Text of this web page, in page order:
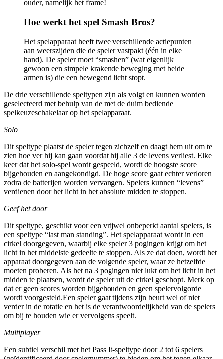
ouder, namelijk het frame!
Hoe werkt het spel Smash Bros?
Het spelapparaat heeft twee verschillende actiepunten
aan weerszijden die de speler vastpakt (één in elke
hand). De speler moet “smashen” (wat eigenlijk
gewoon een simpele krakende beweging met beide
armen is) die een bewegend licht stopt.
De drie verschillende speltypen zijn als volgt en kunnen worden
geselecteerd met behulp van de met de duim bediende
spelkeuzeschakelaar op het spelapparaat.
Solo
Dit speltype plaatst de speler tegen zichzelf en daagt hem uit om te
zien hoe ver hij kan gaan voordat hij alle 3 de levens verliest. Elke
keer dat het solo-spel wordt gespeeld, wordt de hoogste score
bijgehouden en aangekondigd. De hoge score gaat echter verloren
zodra de batterijen worden vervangen. Spelers kunnen “levens”
verdienen door het licht in het absolute midden te stoppen.
Geef het door
Dit speltype, geschikt voor een vrijwel onbeperkt aantal spelers, is
een speltype “last man standing”. Het spelapparaat wordt in een
cirkel doorgegeven, waarbij elke speler 3 pogingen krijgt om het
licht in het middelste gedeelte te stoppen. Als ze dat doen, wordt het
apparaat doorgegeven aan de volgende speler, waar ze hetzelfde
moeten proberen. Als het na 3 pogingen niet lukt om het licht in het
midden te plaatsen, wordt de speler uit de cirkel geschopt. Merk op
dat er geen scores worden bijgehouden en geen spelervolgorde
wordt voorgesteld.Een speler gaat tijdens zijn beurt wel of niet
verder in de rotatie en het is de verantwoordelijkheid van de spelers
om bij te houden wie er vervolgens speelt.
Multiplayer
Een subtiel verschil met het Pass It-speltype door 2 tot 6 spelers